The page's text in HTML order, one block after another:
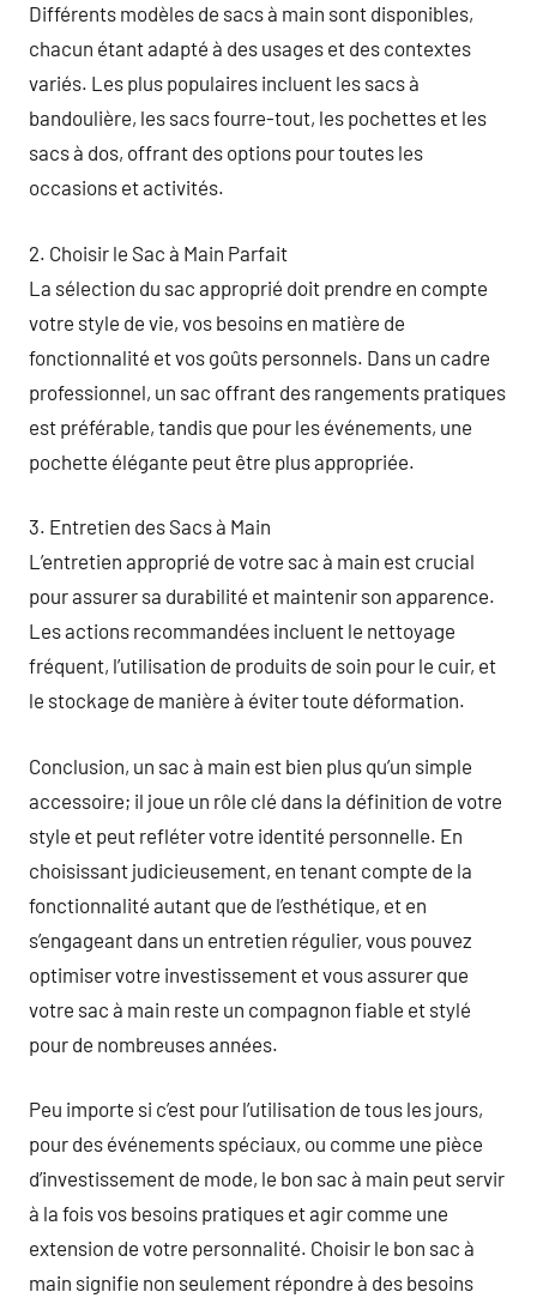
Différents modèles de sacs à main sont disponibles,
chacun étant adapté à des usages et des contextes
variés. Les plus populaires incluent les sacs à
bandoulière, les sacs fourre-tout, les pochettes et les
sacs à dos, offrant des options pour toutes les
occasions et activités.
2. Choisir le Sac à Main Parfait
La sélection du sac approprié doit prendre en compte
votre style de vie, vos besoins en matière de
fonctionnalité et vos goûts personnels. Dans un cadre
professionnel, un sac offrant des rangements pratiques
est préférable, tandis que pour les événements, une
pochette élégante peut être plus appropriée.
3. Entretien des Sacs à Main
L’entretien approprié de votre sac à main est crucial
pour assurer sa durabilité et maintenir son apparence.
Les actions recommandées incluent le nettoyage
fréquent, l’utilisation de produits de soin pour le cuir, et
le stockage de manière à éviter toute déformation.
Conclusion, un sac à main est bien plus qu’un simple
accessoire; il joue un rôle clé dans la définition de votre
style et peut refléter votre identité personnelle. En
choisissant judicieusement, en tenant compte de la
fonctionnalité autant que de l’esthétique, et en
s’engageant dans un entretien régulier, vous pouvez
optimiser votre investissement et vous assurer que
votre sac à main reste un compagnon fiable et stylé
pour de nombreuses années.
Peu importe si c’est pour l’utilisation de tous les jours,
pour des événements spéciaux, ou comme une pièce
d’investissement de mode, le bon sac à main peut servir
à la fois vos besoins pratiques et agir comme une
extension de votre personnalité. Choisir le bon sac à
main signifie non seulement répondre à des besoins